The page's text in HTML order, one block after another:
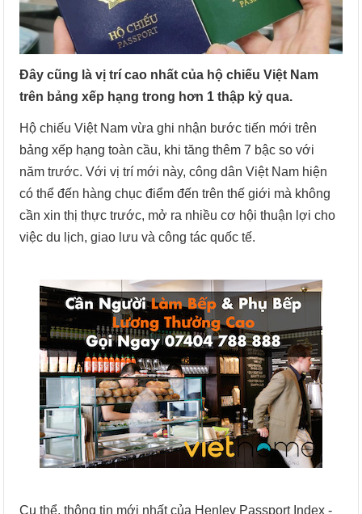
Đây cũng là vị trí cao nhất của hộ chiếu Việt Nam
trên bảng xếp hạng trong hơn 1 thập kỷ qua.
Hộ chiếu Việt Nam vừa ghi nhận bước tiến mới trên
bảng xếp hạng toàn cầu, khi tăng thêm 7 bậc so với
năm trước. Với vị trí mới này, công dân Việt Nam hiện
có thể đến hàng chục điểm đến trên thế giới mà không
cần xin thị thực trước, mở ra nhiều cơ hội thuận lợi cho
việc du lịch, giao lưu và công tác quốc tế.
Cụ thể, thông tin mới nhất của Henley Passport Index -